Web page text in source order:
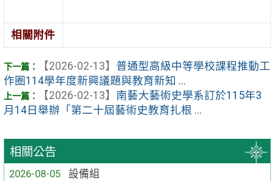
相關公告
2026-08-05
設備組
相關附件
【2026-02-13】 普通型高級中等學校課程推動工
作圈114學年度新興議題與教育新知 ...
【2026-02-13】 南藝大藝術史學系訂於115年3
月14日舉辦「第二十屆藝術史教育扎根 ...